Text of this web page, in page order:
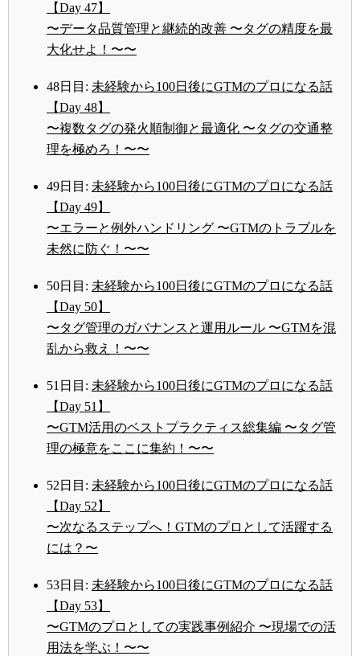
【Day 47】
〜データ品質管理と継続的改善 〜タグの精度を最
大化せよ！〜〜
48日目: 未経験から100日後にGTMのプロになる話
【Day 48】
〜複数タグの発火順制御と最適化 〜タグの交通整
理を極めろ！〜〜
49日目: 未経験から100日後にGTMのプロになる話
【Day 49】
〜エラーと例外ハンドリング 〜GTMのトラブルを
未然に防ぐ！〜〜
50日目: 未経験から100日後にGTMのプロになる話
【Day 50】
〜タグ管理のガバナンスと運用ルール 〜GTMを混
乱から救え！〜〜
51日目: 未経験から100日後にGTMのプロになる話
【Day 51】
〜GTM活用のベストプラクティス総集編 〜タグ管
理の極意をここに集約！〜〜
52日目: 未経験から100日後にGTMのプロになる話
【Day 52】
〜次なるステップへ！GTMのプロとして活躍する
には？〜
53日目: 未経験から100日後にGTMのプロになる話
【Day 53】
〜GTMのプロとしての実践事例紹介 〜現場での活
用法を学ぶ！〜〜